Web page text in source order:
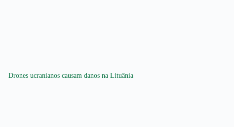
Drones ucranianos causam danos na Lituânia